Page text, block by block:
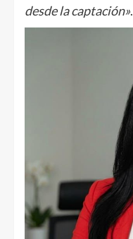
desde la captación».